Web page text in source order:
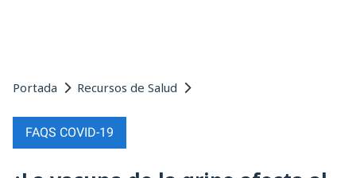
Portada Recursos de Salud
FAQS COVID-19